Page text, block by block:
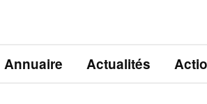
Annuaire Actualités